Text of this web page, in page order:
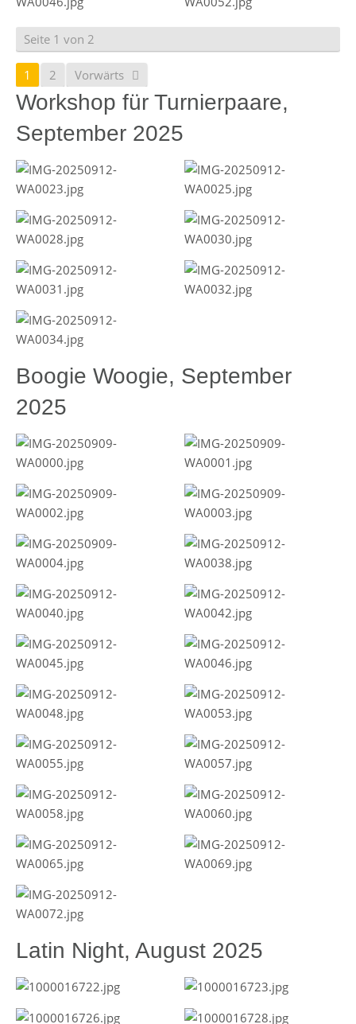
Seite 1 von 2
1 2 Vorwärts
Workshop für Turnierpaare,
September 2025
Boogie Woogie, September
2025
Latin Night, August 2025